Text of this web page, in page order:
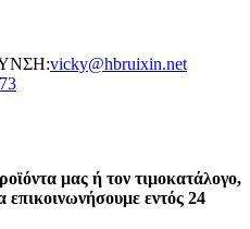
vicky@hbruixin.net
μας ή τον τιμοκατάλογο,
εντός 24